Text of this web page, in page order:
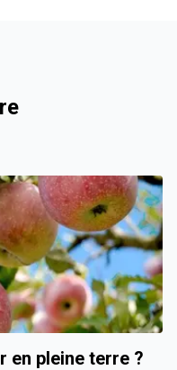
en pleine terre ?